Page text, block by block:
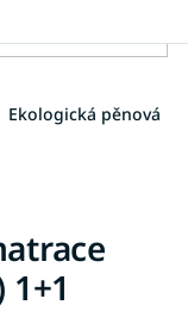
Ekologická pěnová